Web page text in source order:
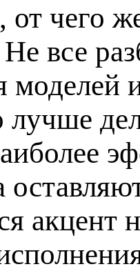
чего
все
моделей
лучше
акцент